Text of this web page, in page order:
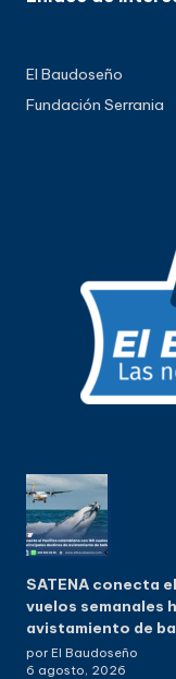
El Baudoseño
Fundación Serrania
SATENA conecta
vuelos semanales
avistamiento de
por El Baudoseño
6 agosto, 2026